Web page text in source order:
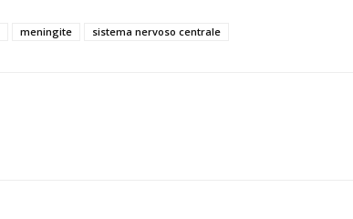
meningite sistema nervoso centrale